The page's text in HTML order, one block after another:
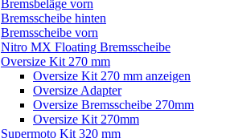
Bremsbeläge vorn
Bremsscheibe hinten
Bremsscheibe vorn
Nitro MX Floating Bremsscheibe
Oversize Kit 270 mm
Oversize Kit 270 mm anzeigen
Oversize Adapter
Oversize Bremsscheibe 270mm
Oversize Kit 270mm
Supermoto Kit 320 mm